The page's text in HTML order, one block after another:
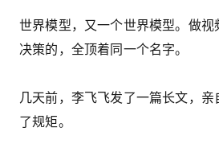
世界模型，又一个世界模型。做
决策的，全顶着同一个名字。
几天前，李飞飞发了一篇长文，
了规矩。